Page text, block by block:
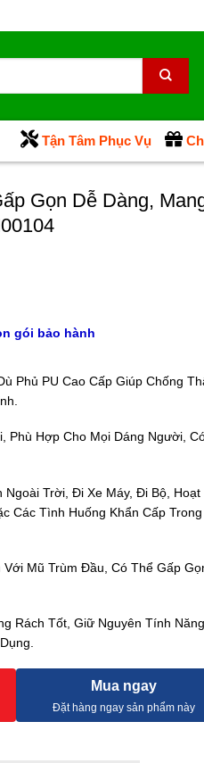
Tận Tâm Phục Vụ
Gọn Dễ Dàng,
gói bảo hành
Phủ PU Cao Cấp Giúp Chống
Phù Hợp Cho Mọi Dáng Người,
Ngoài Trời, Đi Xe Máy, Đi Bộ, Hoạt
Các Tình Huống Khẩn Cấp
Mũ Trùm Đầu, Có Thể Gấp
Rách Tốt, Giữ Nguyên Tính Năng
Mua ngay